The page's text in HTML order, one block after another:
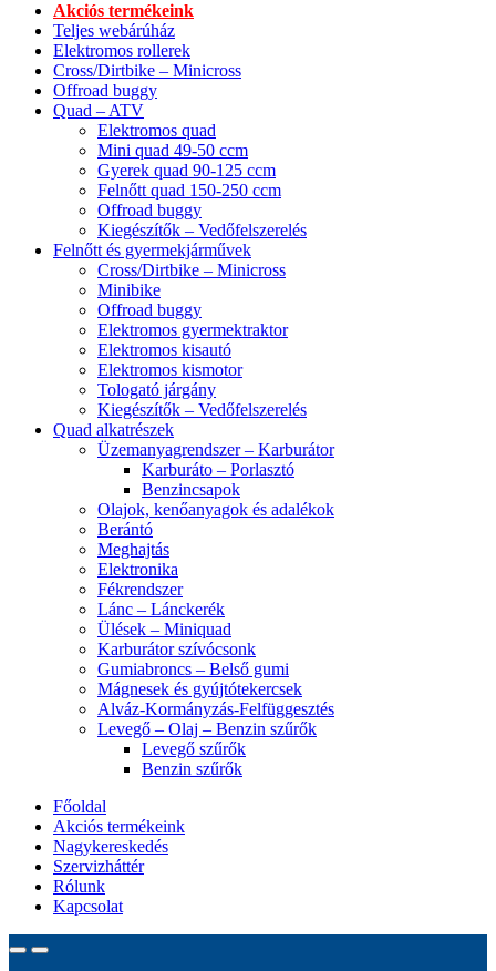
Akciós termékeink
Teljes webárúház
Elektromos rollerek
Cross/Dirtbike – Minicross
Offroad buggy
Quad – ATV
Elektromos quad
Mini quad 49-50 ccm
Gyerek quad 90-125 ccm
Felnőtt quad 150-250 ccm
Offroad buggy
Kiegészítők – Vedőfelszerelés
Felnőtt és gyermekjárművek
Cross/Dirtbike – Minicross
Minibike
Offroad buggy
Elektromos gyermektraktor
Elektromos kisautó
Elektromos kismotor
Tologató járgány
Kiegészítők – Vedőfelszerelés
Quad alkatrészek
Üzemanyagrendszer – Karburátor
Karburáto – Porlasztó
Benzincsapok
Olajok, kenőanyagok és adalékok
Berántó
Meghajtás
Elektronika
Fékrendszer
Lánc – Lánckerék
Ülések – Miniquad
Karburátor szívócsonk
Gumiabroncs – Belső gumi
Mágnesek és gyújtótekercsek
Alváz-Kormányzás-Felfüggesztés
Levegő – Olaj – Benzin szűrők
Levegő szűrők
Benzin szűrők
Főoldal
Akciós termékeink
Nagykereskedés
Szervizháttér
Rólunk
Kapcsolat